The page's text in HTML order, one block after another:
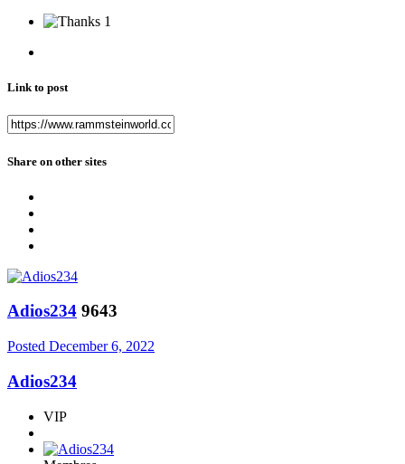
1
Link to post
Share on other sites
Adios234 9643
Posted December 6, 2022
Adios234
VIP